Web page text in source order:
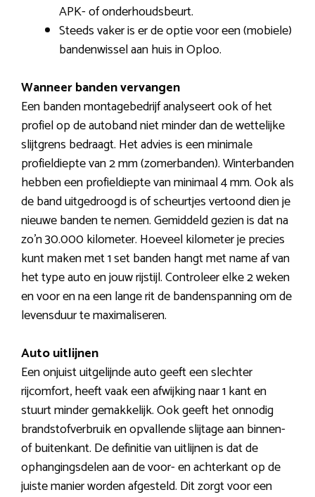
APK- of onderhoudsbeurt.
Steeds vaker is er de optie voor een (mobiele)
bandenwissel aan huis in Oploo.
Wanneer banden vervangen
Een banden montagebedrijf analyseert ook of het
profiel op de autoband niet minder dan de wettelijke
slijtgrens bedraagt. Het advies is een minimale
profieldiepte van 2 mm (zomerbanden). Winterbanden
hebben een profieldiepte van minimaal 4 mm. Ook als
de band uitgedroogd is of scheurtjes vertoond dien je
nieuwe banden te nemen. Gemiddeld gezien is dat na
zo’n 30.000 kilometer. Hoeveel kilometer je precies
kunt maken met 1 set banden hangt met name af van
het type auto en jouw rijstijl. Controleer elke 2 weken
en voor en na een lange rit de bandenspanning om de
levensduur te maximaliseren.
Auto uitlijnen
Een onjuist uitgelijnde auto geeft een slechter
rijcomfort, heeft vaak een afwijking naar 1 kant en
stuurt minder gemakkelijk. Ook geeft het onnodig
brandstofverbruik en opvallende slijtage aan binnen-
of buitenkant. De definitie van uitlijnen is dat de
ophangingsdelen aan de voor- en achterkant op de
juiste manier worden afgesteld. Dit zorgt voor een